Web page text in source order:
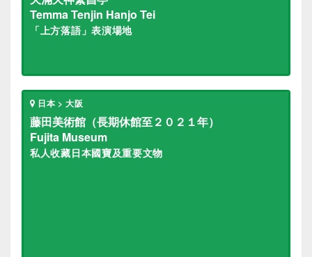
Temma Tenjin Hanjo Tei
「上方落語」表演場地
日本 > 大阪
藤田美術館（長期休館至２０２１年）
Fujita Museum
私人收藏日本國寶及重要文物